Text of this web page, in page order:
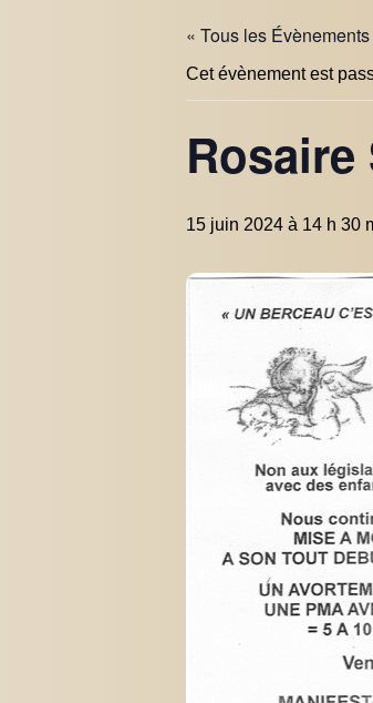
« Tous les Évènements
Cet évènement est
15 juin 2024 à 14 h 30